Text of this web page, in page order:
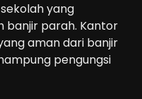
yang
banjir parah. Kantor
aman dari banjir
pengungsi